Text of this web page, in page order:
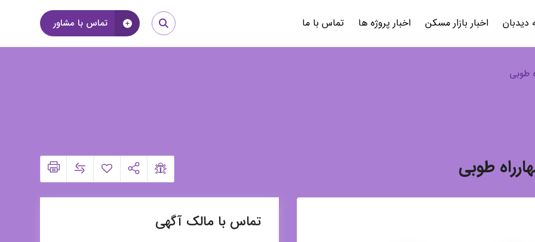
دیدبان اخبار بازار مسکن اخبار پروژه ها تماس با ما تماس با مشاور
طوبی
طوبی
تماس با مالک آگهی